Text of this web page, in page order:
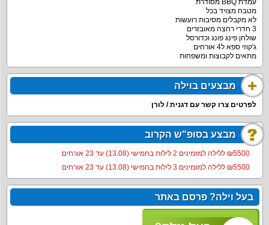
עמדת BBQ מסודרת
מטבח מצויד בכל
לא מקבלים מסיבות רועשות
3 חדרי רחצה מאובזרים
שולחן פינג פונג וכדורסל
ג'קוזי ספא ל4 אורחים
מתאים לקבוצות ומשפחות
מבצעים בוילה
לפרטים צרו קשר עם דגנית / לורן
מבצע בסופ"ש הקרוב
5500‏₪ ללילה למזמינים 2 לילות בחמישי (13.08) עד 23 אורחים
5500‏₪ ללילה למזמינים 3 לילות בחמישי (13.08) עד 23 אורחים
בעל וילה? פרסם באתר